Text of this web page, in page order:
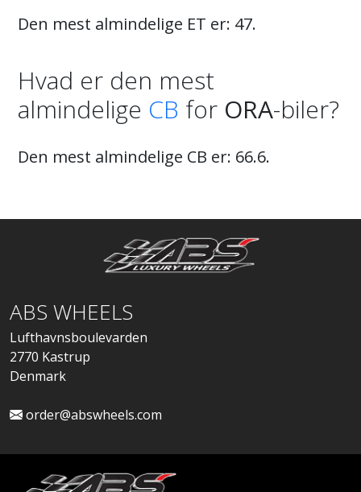
Den mest almindelige ET er: 47.
Hvad er den mest
almindelige CB for ORA-biler?
Den mest almindelige CB er: 66.6.
ABS WHEELS
Lufthavnsboulevarden
2770 Kastrup
Denmark
order@abswheels.com